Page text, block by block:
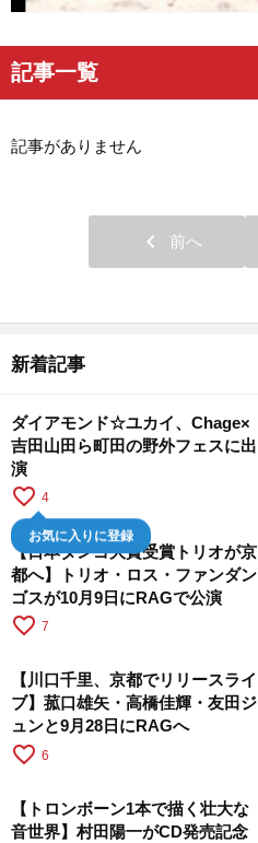
記事一覧
記事がありません
chevron_left 前へ
新着記事
ダイアモンド☆ユカイ、Chage×
吉田山田ら町田の野外フェスに出
演
favorite_border 4
お気に入りに登録
【日本タンゴ大賞受賞トリオが京
都へ】トリオ・ロス・ファンダン
ゴスが10月9日にRAGで公演
favorite_border 7
【川口千里、京都でリリースライ
ブ】菰口雄矢・高橋佳輝・友田ジ
ュンと9月28日にRAGへ
favorite_border 6
【トロンボーン1本で描く壮大な
音世界】村田陽一がCD発売記念